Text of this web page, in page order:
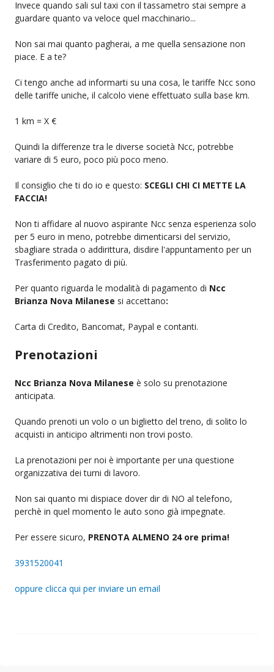
Invece quando sali sul taxi con il tassametro stai sempre a
guardare quanto va veloce quel macchinario...
Non sai mai quanto pagherai, a me quella sensazione non
piace. E a te?
Ci tengo anche ad informarti su una cosa, le tariffe Ncc sono
delle tariffe uniche, il calcolo viene effettuato sulla base km.
1 km = X €
Quindi la differenze tra le diverse società Ncc, potrebbe
variare di 5 euro, poco più poco meno.
Il consiglio che ti do io e questo: SCEGLI CHI CI METTE LA
FACCIA!
Non ti affidare al nuovo aspirante Ncc senza esperienza solo
per 5 euro in meno, potrebbe dimenticarsi del servizio,
sbagliare strada o addirittura, disdire l'appuntamento per un
Trasferimento pagato di più.
Per quanto riguarda le modalità di pagamento di Ncc
Brianza Nova Milanese si accettano:
Carta di Credito, Bancomat, Paypal e contanti.
Prenotazioni
Ncc Brianza Nova Milanese è solo su prenotazione
anticipata.
Quando prenoti un volo o un biglietto del treno, di solito lo
acquisti in anticipo altrimenti non trovi posto.
La prenotazioni per noi è importante per una questione
organizzativa dei turni di lavoro.
Non sai quanto mi dispiace dover dir di NO al telefono,
perchè in quel momento le auto sono già impegnate.
Per essere sicuro, PRENOTA ALMENO 24 ore prima!
3931520041
oppure clicca qui per inviare un email